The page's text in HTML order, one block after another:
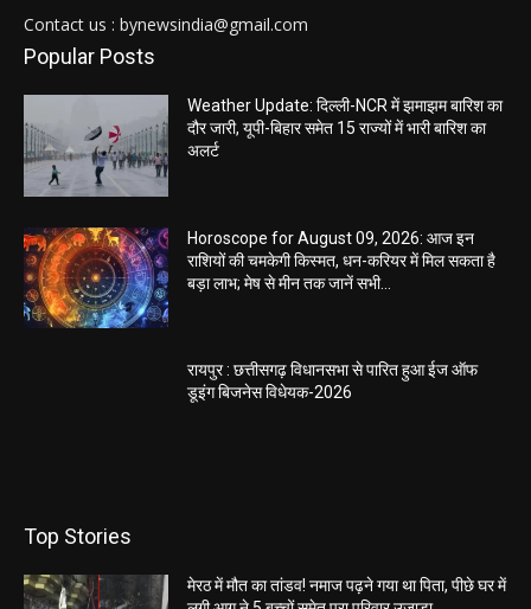
Contact us : bynewsindia@gmail.com
Popular Posts
Weather Update: दिल्ली-NCR में झमाझम बारिश का
दौर जारी, यूपी-बिहार समेत 15 राज्यों में भारी बारिश का
अलर्ट
Horoscope for August 09, 2026: आज इन
राशियों की चमकेगी किस्मत, धन-करियर में मिल सकता है
बड़ा लाभ; मेष से मीन तक जानें सभी...
रायपुर : छत्तीसगढ़ विधानसभा से पारित हुआ ईज ऑफ
डूइंग बिजनेस विधेयक-2026
Top Stories
मेरठ में मौत का तांडव! नमाज पढ़ने गया था पिता, पीछे घर में